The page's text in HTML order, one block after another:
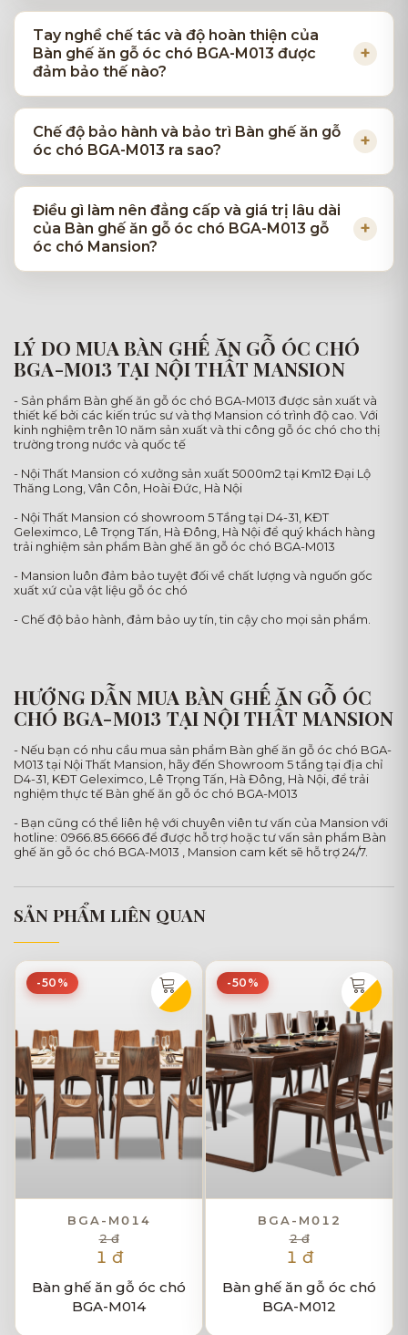
Tay nghề chế tác và độ hoàn thiện của
Bàn ghế ăn gỗ óc chó BGA-M013 được
đảm bảo thế nào?
Chế độ bảo hành và bảo trì Bàn ghế ăn gỗ
óc chó BGA-M013 ra sao?
Điều gì làm nên đẳng cấp và giá trị lâu dài
của Bàn ghế ăn gỗ óc chó BGA-M013 gỗ
óc chó Mansion?
LÝ DO MUA BÀN GHẾ ĂN GỖ ÓC CHÓ
BGA-M013 TẠI NỘI THẤT MANSION
- Sản phẩm Bàn ghế ăn gỗ óc chó BGA-M013 được sản xuất và
thiết kế bởi các kiến trúc sư và thợ Mansion có trình độ cao. Với
kinh nghiệm trên 10 năm sản xuất và thi công gỗ óc chó cho thị
trường trong nước và quốc tế
- Nội Thất Mansion có xưởng sản xuất 5000m2 tại Km12 Đại Lộ
Thăng Long, Vân Côn, Hoài Đức, Hà Nội
- Nội Thất Mansion có showroom 5 Tầng tại D4-31, KĐT
Geleximco, Lê Trọng Tấn, Hà Đông, Hà Nội để quý khách hàng
trải nghiệm sản phẩm Bàn ghế ăn gỗ óc chó BGA-M013
- Mansion luôn đảm bảo tuyệt đối về chất lượng và nguốn gốc
xuất xứ của vật liệu gỗ óc chó
- Chế độ bảo hành, đảm bảo uy tín, tin cậy cho mọi sản phẩm.
HƯỚNG DẪN MUA BÀN GHẾ ĂN GỖ ÓC
CHÓ BGA-M013 TẠI NỘI THẤT MANSION
- Nếu bạn có nhu cầu mua sản phẩm Bàn ghế ăn gỗ óc chó BGA-
M013 tại Nội Thất Mansion, hãy đến Showroom 5 tầng tại địa chỉ
D4-31, KĐT Geleximco, Lê Trọng Tấn, Hà Đông, Hà Nội, để trải
nghiệm thực tế Bàn ghế ăn gỗ óc chó BGA-M013
- Bạn cũng có thể liên hệ với chuyên viên tư vấn của Mansion với
hotline: 0966.85.6666 để được hỗ trợ hoặc tư vấn sản phẩm Bàn
ghế ăn gỗ óc chó BGA-M013 , Mansion cam kết sẽ hỗ trợ 24/7.
SẢN PHẨM LIÊN QUAN
-50%
BGA-M014
2 đ
1 đ
Bàn ghế ăn gỗ óc chó
BGA-M014
-50%
BGA-M012
2 đ
1 đ
Bàn ghế ăn gỗ óc chó
BGA-M012